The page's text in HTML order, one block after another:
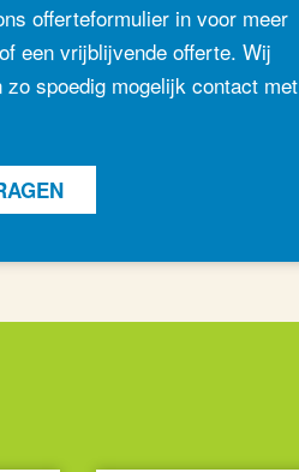
offerteformulier in voor meer
een vrijblijvende offerte. Wij
zo spoedig mogelijk contact met